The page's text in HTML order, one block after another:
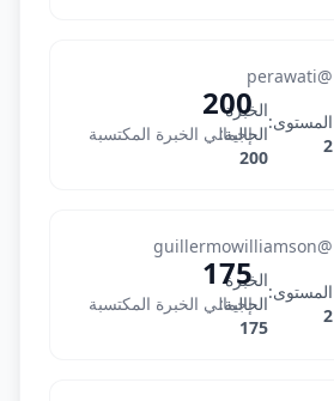
Perawati
@perawati
المستوى:
2
الخبرة
الحالية:
200
200
إجمالي الخبرة المكتسبة
guillermo
@guillermowilliamson
المستوى:
2
الخبرة
الحالية:
175
175
إجمالي الخبرة المكتسبة